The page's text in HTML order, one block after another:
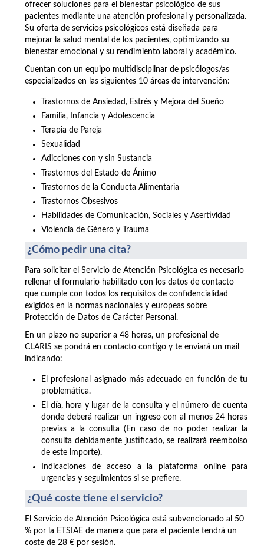
ofrecer soluciones para el bienestar psicológico de sus
pacientes mediante una atención profesional y personalizada.
Su oferta de servicios psicológicos está diseñada para
mejorar la salud mental de los pacientes, optimizando su
bienestar emocional y su rendimiento laboral y académico.
Cuentan con un equipo multidisciplinar de psicólogos/as
especializados en las siguientes 10 áreas de intervención:
Trastornos de Ansiedad, Estrés y Mejora del Sueño
Familia, Infancia y Adolescencia
Terapia de Pareja
Sexualidad
Adicciones con y sin Sustancia
Trastornos del Estado de Ánimo
Trastornos de la Conducta Alimentaria
Trastornos Obsesivos
Habilidades de Comunicación, Sociales y Asertividad
Violencia de Género y Trauma
¿Cómo pedir una cita?
Para solicitar el Servicio de Atención Psicológica es necesario
rellenar el formulario habilitado con los datos de contacto
que cumple con todos los requisitos de confidencialidad
exigidos en la normas nacionales y europeas sobre
Protección de Datos de Carácter Personal.
En un plazo no superior a 48 horas, un profesional de
CLARIS se pondrá en contacto contigo y te enviará un mail
indicando:
El profesional asignado más adecuado en función de tu
problemática.
El día, hora y lugar de la consulta y el número de cuenta
donde deberá realizar un ingreso con al menos 24 horas
previas a la consulta (En caso de no poder realizar la
consulta debidamente justificado, se realizará reembolso
de este importe).
Indicaciones de acceso a la plataforma online para
urgencias y seguimientos si se prefiere.
¿Qué coste tiene el servicio?
El Servicio de Atención Psicológica está subvencionado al 50
% por la ETSIAE de manera que para el paciente tendrá un
coste de 28 € por sesión.